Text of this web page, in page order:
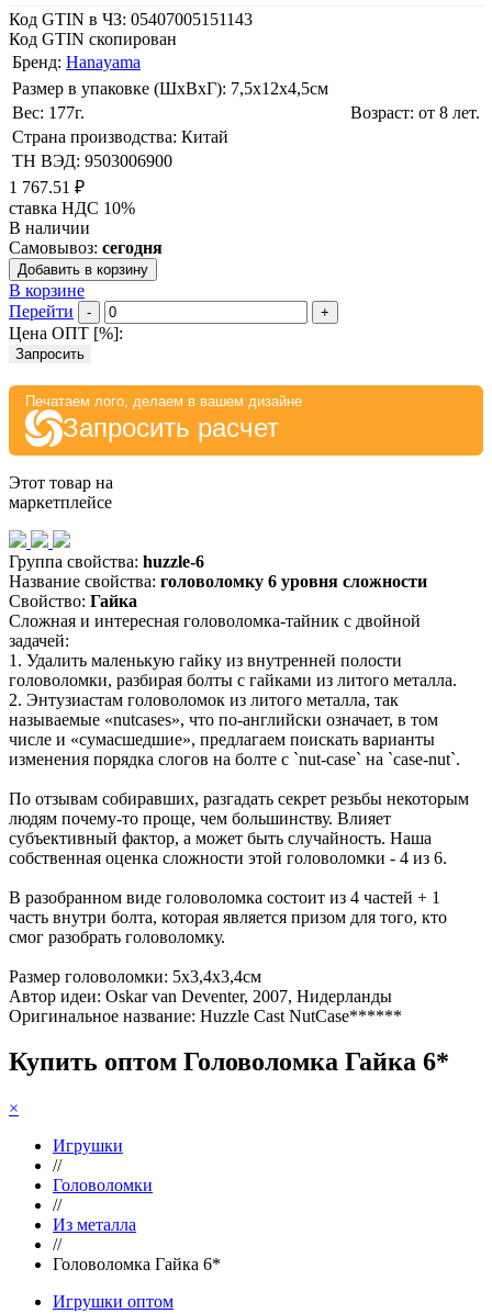
Код GTIN в ЧЗ: 05407005151143
Код GTIN скопирован
Бренд: Hanayama
Размер в упаковке (ШхВxГ): 7,5х12х4,5cм
Вес: 177г.
Возраст: от 8 лет.
Страна производства: Китай
ТН ВЭД: 9503006900
1 767.51 ₽
ставка НДС 10%
В наличии
Самовывоз: сегодня
Добавить в корзину
В корзине
Перейти
- +
Цена ОПТ [%]:
Запросить
Печатаем лого, делаем в вашем дизайне
Запросить расчет
Этот товар на
маркетплейсе
Группа свойства: huzzle-6
Название свойства: головоломку 6 уровня сложности
Свойство: Гайка
Сложная и интересная головоломка-тайник с двойной
задачей:
1. Удалить маленькую гайку из внутренней полости
головоломки, разбирая болты с гайками из литого металла.
2. Энтузиастам головоломок из литого металла, так
называемые «nutcases», что по-английски означает, в том
числе и «сумасшедшие», предлагаем поискать варианты
изменения порядка слогов на болте с `nut-case` на `case-nut`.
По отзывам собиравших, разгадать секрет резьбы некоторым
людям почему-то проще, чем большинству. Влияет
субъективный фактор, а может быть случайность. Наша
собственная оценка сложности этой головоломки - 4 из 6.
В разобранном виде головоломка состоит из 4 частей + 1
часть внутри болта, которая является призом для того, кто
смог разобрать головоломку.
Размер головоломки: 5х3,4х3,4см
Автор идеи: Oskar van Deventer, 2007, Нидерланды
Оригинальное название: Huzzle Cast NutCase******
Купить оптом Головоломка Гайка 6*
×
Игрушки
//
Головоломки
//
Из металла
//
Головоломка Гайка 6*
Игрушки оптом